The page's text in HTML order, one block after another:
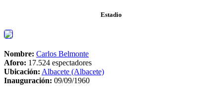
Estadio
Nombre: Carlos Belmonte
Aforo: 17.524 espectadores
Ubicación: Albacete (Albacete)
Inauguración: 09/09/1960